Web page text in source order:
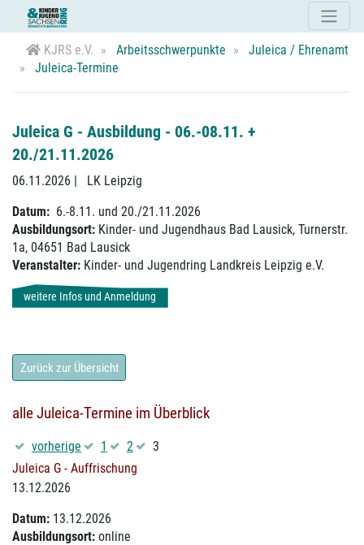
KJRS e.V. Arbeitsschwerpunkte
Juleica / Ehrenamt
Juleica-Termine
Juleica G - Ausbildung - 06.-08.11. +
20./21.11.2026
06.11.2026
LK Leipzig
Datum: 6.-8.11. und 20./21.11.2026
Ausbildungsort: Kinder- und Jugendhaus Bad Lausick, Turnerstr.
1a, 04651 Bad Lausick
Veranstalter: Kinder- und Jugendring Landkreis Leipzig e.V.
weitere Infos und Anmeldung
Zurück zur Übersicht
alle Juleica-Termine im Überblick
vorherige 1 2
3
Juleica G - Auffrischung
13.12.2026
Datum: 13.12.2026
Ausbildungsort: online